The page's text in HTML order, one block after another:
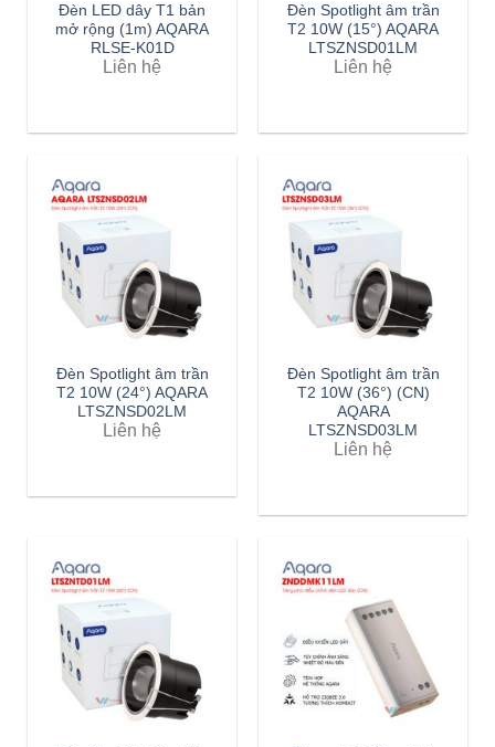
Đèn LED dây T1 bản
mở rộng (1m) AQARA
RLSE-K01D
Liên hệ
Đèn Spotlight âm trần
T2 10W (15°) AQARA
LTSZNSD01LM
Liên hệ
Đèn Spotlight âm trần
T2 10W (24°) AQARA
LTSZNSD02LM
Liên hệ
Đèn Spotlight âm trần
T2 10W (36°) (CN)
AQARA
LTSZNSD03LM
Liên hệ